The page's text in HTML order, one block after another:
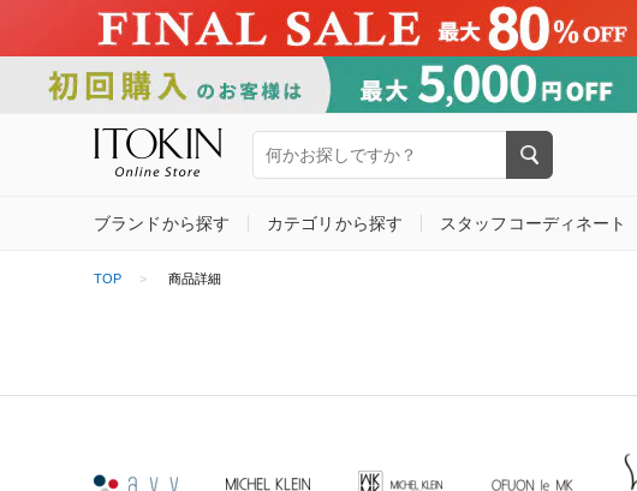
ブランドから探す カテゴリから探す スタッフコーディネート
TOP 商品詳細